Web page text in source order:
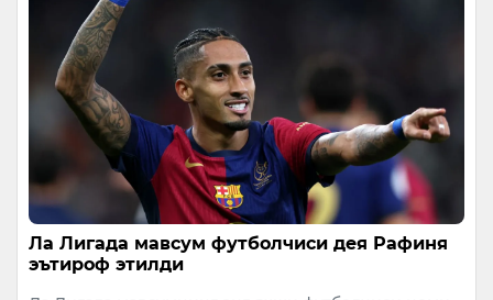
Ла Лигада мавсум футболчиси дея Рафиня
эътироф этилди